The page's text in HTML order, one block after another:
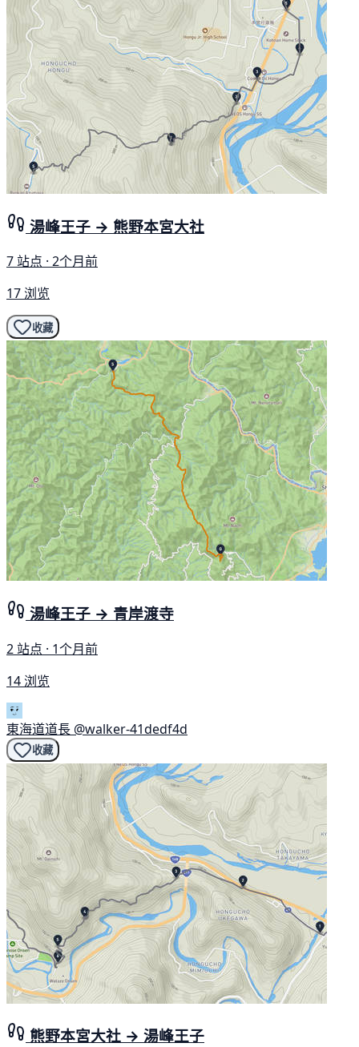
湯峰王子 → 熊野本宮大社
7 站点 · 2个月前
17 浏览
收藏
湯峰王子 → 青岸渡寺
2 站点 · 1个月前
14 浏览
東海道道長 @walker-41dedf4d
收藏
熊野本宮大社 → 湯峰王子